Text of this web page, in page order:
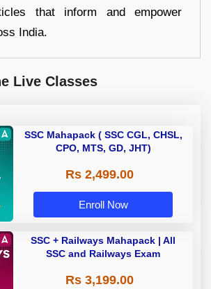
that inform and empower
India.
Live Classes
SSC Mahapack ( SSC CGL, CHSL,
CPO, MTS, GD, JHT)
Rs 2,499.00
Enroll Now
SSC + Railways Mahapack | All
SSC and Railways Exam
Rs 3,199.00